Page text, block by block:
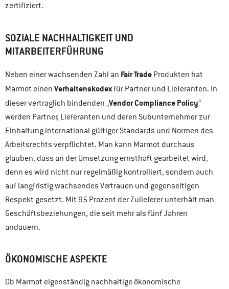
zertifiziert.
SOZIALE NACHHALTIGKEIT UND
MITARBEITERFÜHRUNG
Neben einer wachsenden Zahl an Fair Trade Produkten hat
Marmot einen Verhaltenskodexfür Partner und Lieferanten. In
dieser vertraglich bindenden „Vendor Compliance Policy“
werden Partner, Lieferanten und deren Subunternehmer zur
Einhaltung international gültiger Standards und Normen des
Arbeitsrechts verpflichtet. Man kann Marmot durchaus
glauben, dass an der Umsetzung ernsthaft gearbeitet wird,
denn es wird nicht nur regelmäßig kontrolliert, sondern auch
auf langfristig wachsendes Vertrauen und gegenseitigen
Respekt gesetzt. Mit 95 Prozent der Zulieferer unterhält man
Geschäftsbeziehungen, die seit mehr als fünf Jahren
andauern.
ÖKONOMISCHE ASPEKTE
Ob Marmot eigenständig nachhaltige ökonomische